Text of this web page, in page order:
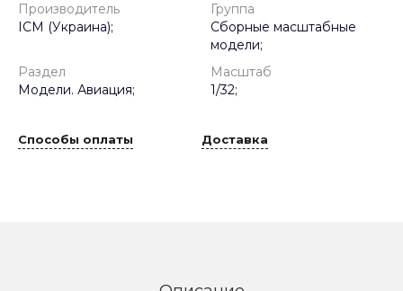
Производитель
ICM (Украина);
Группа
Сборные масштабные
модели;
Раздел
Модели. Авиация;
Масштаб
1/32;
Способы оплаты Доставка